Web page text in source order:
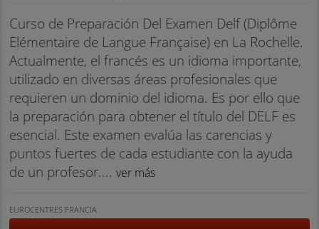
Curso de Preparación Del Examen Delf (Diplôme
Elémentaire de Langue Française) en La Rochelle.
Actualmente, el francés es un idioma importante,
utilizado en diversas áreas profesionales que
requieren un dominio del idioma. Es por ello que
la preparación para obtener el título del DELF es
esencial. Este examen evalúa las carencias y
puntos fuertes de cada estudiante con la ayuda
de un profesor.... ver más
EUROCENTRES FRANCIA